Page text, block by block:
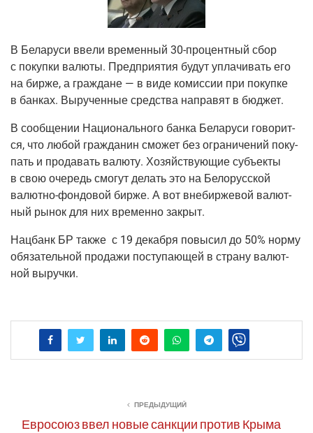
В Бела­ру­си вве­ли вре­мен­ный 30-про­цент­ный сбор
с покуп­ки валю­ты. Пред­при­я­тия будут упла­чи­вать его
на бир­же, а граж­дане — в виде комис­сии при покуп­ке
в бан­ках. Выру­чен­ные сред­ства напра­вят в бюджет.
В сооб­ще­нии Наци­о­наль­но­го бан­ка Бела­ру­си гово­рит­
ся, что любой граж­да­нин смо­жет без огра­ни­че­ний поку­
пать и про­да­вать валю­ту. Хозяй­ству­ю­щие субъ­ек­ты
в свою оче­редь смо­гут делать это на Бело­рус­ской
валют­но-фон­до­вой бир­же. А вот вне­бир­же­вой валют­
ный рынок для них вре­мен­но закрыт.
Нац­банк БР так­же с 19 декаб­ря повы­сил до 50% нор­му
обя­за­тель­ной про­да­жи посту­па­ю­щей в стра­ну валют­
ной выручки.
ПРЕДЫДУЩИЙ
Евросоюз ввел новые санкции против Крыма